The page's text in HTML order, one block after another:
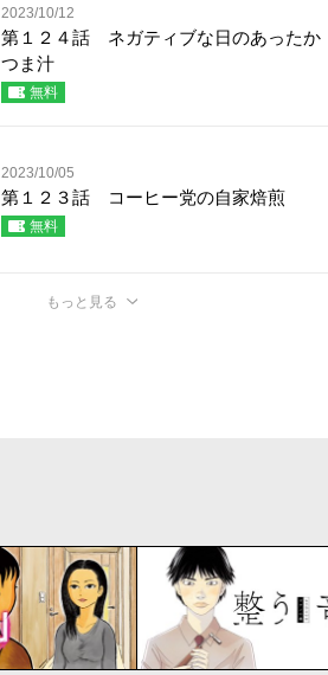
2023/10/12
第１２４話 ネガティブな日のあった
つま汁
無料
2023/10/05
第１２３話 コーヒー党の自家焙煎
無料
もっと見る